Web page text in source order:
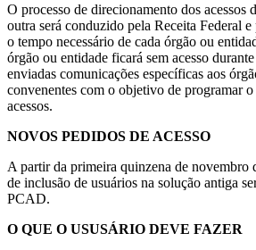
O processo de direcionamento dos acessos
outra será conduzido pela Receita Federal
o tempo necessário de cada órgão ou
órgão ou entidade ficará sem acesso
enviadas comunicações específicas aos
convenentes com o objetivo de programar
acessos.
NOVOS PEDIDOS DE ACESSO
A partir da primeira quinzena de novembro
de inclusão de usuários na solução antiga
PCAD.
O QUE O USUSÁRIO DEVE FAZER